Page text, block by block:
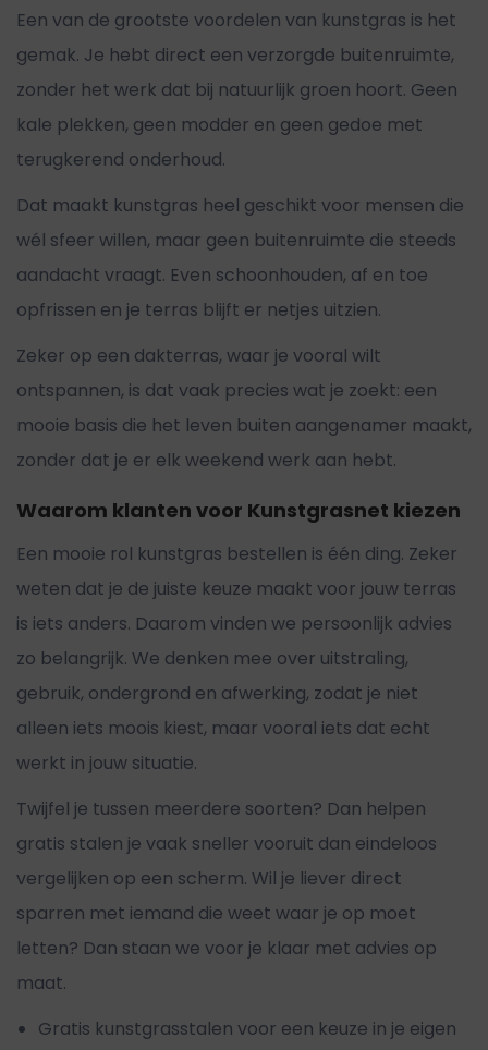
Een van de grootste voordelen van kunstgras is het
gemak. Je hebt direct een verzorgde buitenruimte,
zonder het werk dat bij natuurlijk groen hoort. Geen
kale plekken, geen modder en geen gedoe met
terugkerend onderhoud.
Dat maakt kunstgras heel geschikt voor mensen die
wél sfeer willen, maar geen buitenruimte die steeds
aandacht vraagt. Even schoonhouden, af en toe
opfrissen en je terras blijft er netjes uitzien.
Zeker op een dakterras, waar je vooral wilt
ontspannen, is dat vaak precies wat je zoekt: een
mooie basis die het leven buiten aangenamer maakt,
zonder dat je er elk weekend werk aan hebt.
Waarom klanten voor Kunstgrasnet kiezen
Een mooie rol kunstgras bestellen is één ding. Zeker
weten dat je de juiste keuze maakt voor jouw terras
is iets anders. Daarom vinden we persoonlijk advies
zo belangrijk. We denken mee over uitstraling,
gebruik, ondergrond en afwerking, zodat je niet
alleen iets moois kiest, maar vooral iets dat echt
werkt in jouw situatie.
Twijfel je tussen meerdere soorten? Dan helpen
gratis stalen je vaak sneller vooruit dan eindeloos
vergelijken op een scherm. Wil je liever direct
sparren met iemand die weet waar je op moet
letten? Dan staan we voor je klaar met advies op
maat.
Gratis kunstgrasstalen voor een keuze in je eigen